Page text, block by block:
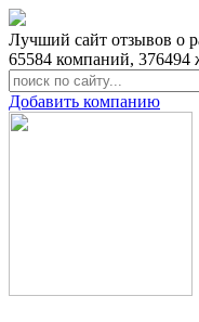
Лучший сайт отзывов о
65584 компаний, 376494
Добавить компанию